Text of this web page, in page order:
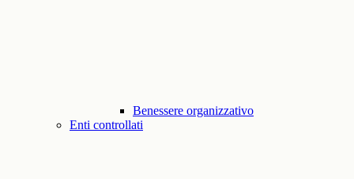
Benessere organizzativo
Enti controllati